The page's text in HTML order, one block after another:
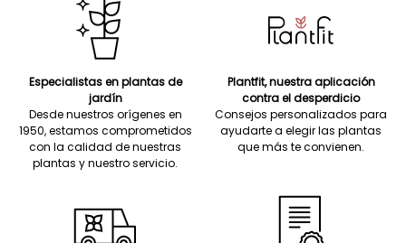
Especialistas en plantas de
jardín
Desde nuestros orígenes en
1950, estamos comprometidos
con la calidad de nuestras
plantas y nuestro servicio.
Plantfit, nuestra aplicación
contra el desperdicio
Consejos personalizados para
ayudarte a elegir las plantas
que más te convienen.